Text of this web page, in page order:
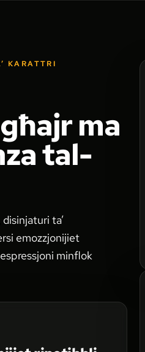
KARATTRI
ma
tal-
ta’
emozzjonijiet
minflok